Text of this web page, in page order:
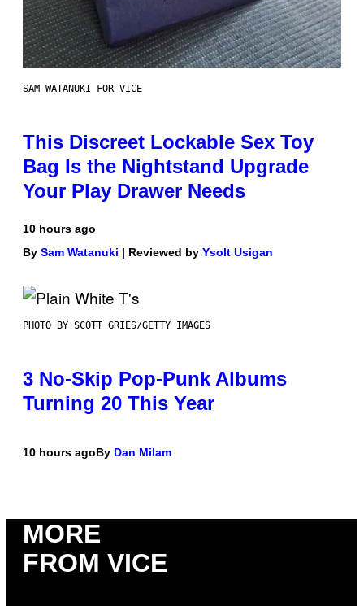
SAM WATANUKI FOR VICE
This Discreet Lockable Sex Toy
Bag Is the Nightstand Upgrade
Your Play Drawer Needs
10 hours ago
By Sam Watanuki | Reviewed by Ysolt Usigan
PHOTO BY SCOTT GRIES/GETTY IMAGES
3 No-Skip Pop-Punk Albums
Turning 20 This Year
10 hours agoBy Dan Milam
MORE
FROM VICE